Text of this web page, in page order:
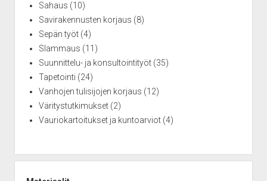
Sahaus (10)
Savirakennusten korjaus (8)
Sepän työt(4)
Slammaus (11)
Suunnittelu- ja konsultointityöt(35)
Tapetointi (24)
Vanhojen tulisijojen korjaus (12)
Väritystutkimukset(2)
Vauriokartoitukset ja kuntoarviot(4)